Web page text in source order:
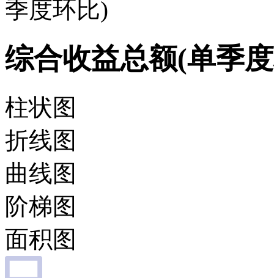
季度环比)
综合收益总额(单季
柱状图
折线图
曲线图
阶梯图
面积图